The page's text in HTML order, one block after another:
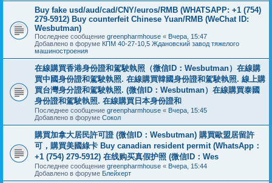
Buy fake usd/aud/cad/CNY/euros/RMB (WHATSAPP: +1 (754)
279-5912) Buy counterfeit Chinese Yuan/RMB (WeChat ID:
Wesbutman)
Последнее сообщение greenpharmhouse « Вчера, 15:47
Добавлено в форуме КПМ 40-27-10,5 Ждановский завод тяжелого
машиностроения
在線購買香港身份證和駕駛執照（微信ID：Wesbutman）在線購
買中國身份證和駕駛執照. 在線購買韓國身份證和駕駛執照. 線上購
買台灣身分證和駕駛執照. (微信ID：Wesbutman）在線購買泰國
身份證和駕駛執照. 在線購買日本身份證和
Последнее сообщение greenpharmhouse « Вчера, 15:45
Добавлено в форуме Сокол
購買加拿大居民許可證 (微信ID：Wesbutman) 購買歐盟居留許
可，購買美國綠卡 Buy canadian resident permit (WhatsApp：
+1 (754) 279-5912) 在线购买真假护照 (微信ID：Wes
Последнее сообщение greenpharmhouse « Вчера, 15:44
Добавлено в форуме Блейхерт